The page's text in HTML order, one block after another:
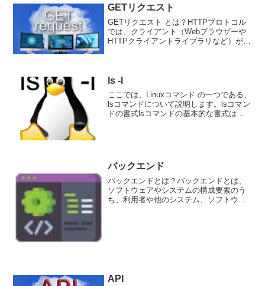
GETリクエスト
GETリクエスト とは？HTTPプロトコル
では、クライアント（Webブラウザーや
HTTPクライアントライブラリなど）がサ
ソッ...
ls -l
ここでは、Linuxコマンド の一つである、
lsコマンドについて説明します。lsコマン
ドの書式lsコマンドの基本的な書式は以
バックエンド
バックエンドとは？バックエンドとは、
ソフトウェアやシステムの構成要素のう
ち、利用者や他のシステム、ソフトウェ
API